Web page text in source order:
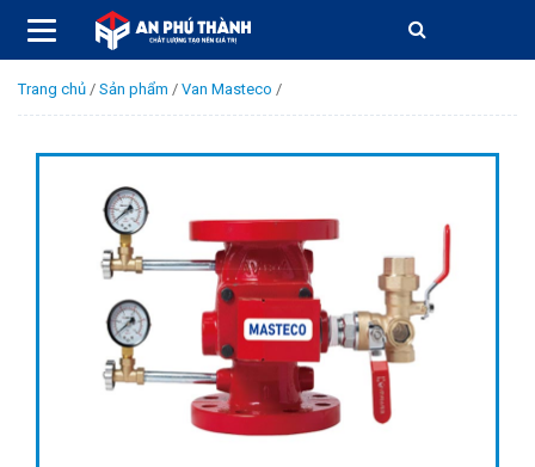
Trang chủ / Sản phẩm / Van Masteco /